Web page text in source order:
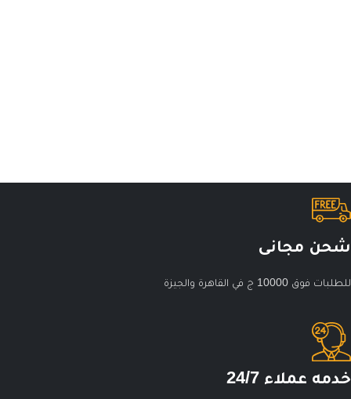
شحن مجانى
للطلبات فوق 10000 ج في القاهرة والجيزة
خدمه عملاء 24/7